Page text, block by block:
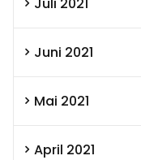
Juni 2021
Mai 2021
April 2021